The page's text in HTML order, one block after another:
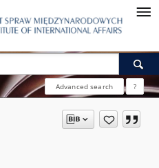
Advanced search ?